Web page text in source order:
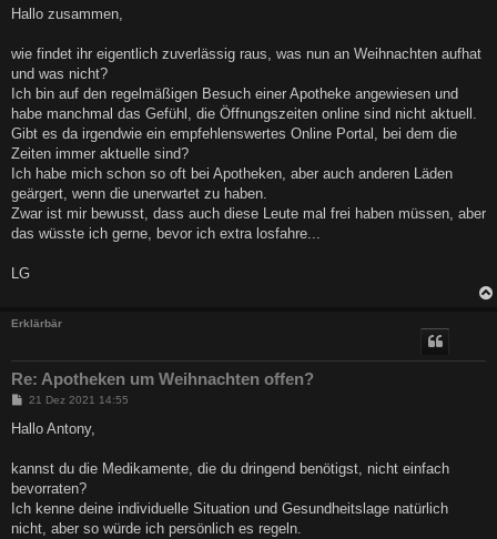
i
a
Hallo zusammen,
wie findet ihr eigentlich zuverlässig raus, was nun an Weihnachten aufhat
und was nicht?
Ich bin auf den regelmäßigen Besuch einer Apotheke angewiesen und
habe manchmal das Gefühl, die Öffnungszeiten online sind nicht aktuell.
Gibt es da irgendwie ein empfehlenswertes Online Portal, bei dem die
Zeiten immer aktuelle sind?
Ich habe mich schon so oft bei Apotheken, aber auch anderen Läden
geärgert, wenn die unerwartet zu haben.
Zwar ist mir bewusst, dass auch diese Leute mal frei haben müssen, aber
das wüsste ich gerne, bevor ich extra losfahre...
LG
Erklärbär
Re: Apotheken um Weihnachten offen?
B
i
a
21 Dez 2021 14:55
Hallo Antony,
kannst du die Medikamente, die du dringend benötigst, nicht einfach
bevorraten?
Ich kenne deine individuelle Situation und Gesundheitslage natürlich
nicht, aber so würde ich persönlich es regeln.